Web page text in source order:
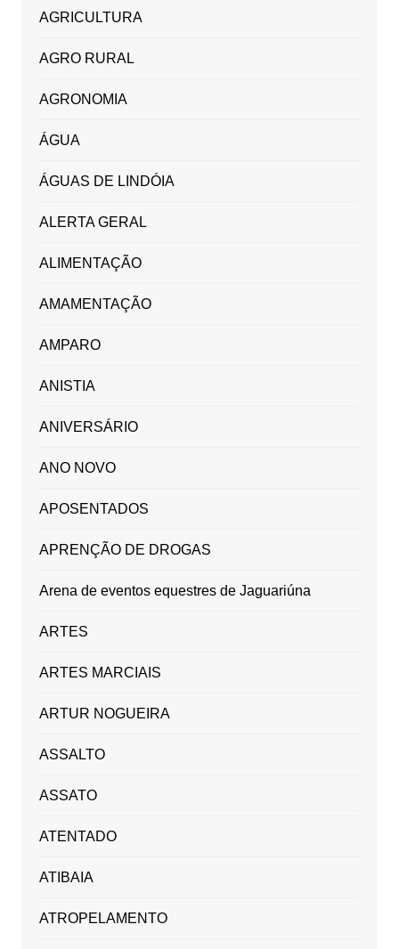
AGRICULTURA
AGRO RURAL
AGRONOMIA
ÁGUA
ÁGUAS DE LINDÓIA
ALERTA GERAL
ALIMENTAÇÃO
AMAMENTAÇÃO
AMPARO
ANISTIA
ANIVERSÁRIO
ANO NOVO
APOSENTADOS
APRENÇÃO DE DROGAS
Arena de eventos equestres de Jaguariúna
ARTES
ARTES MARCIAIS
ARTUR NOGUEIRA
ASSALTO
ASSATO
ATENTADO
ATIBAIA
ATROPELAMENTO